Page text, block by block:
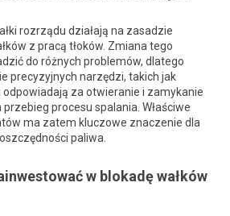
rozrządu działają na zasadzie
z pracą tłoków. Zmiana tego
do różnych problemów, dlatego
precyzyjnych narzędzi, takich jak
odpowiadają za otwieranie i zamykanie
procesu spalania. Właściwe
ma zatem kluczowe znaczenie dla
paliwa.
w blokadę wałków